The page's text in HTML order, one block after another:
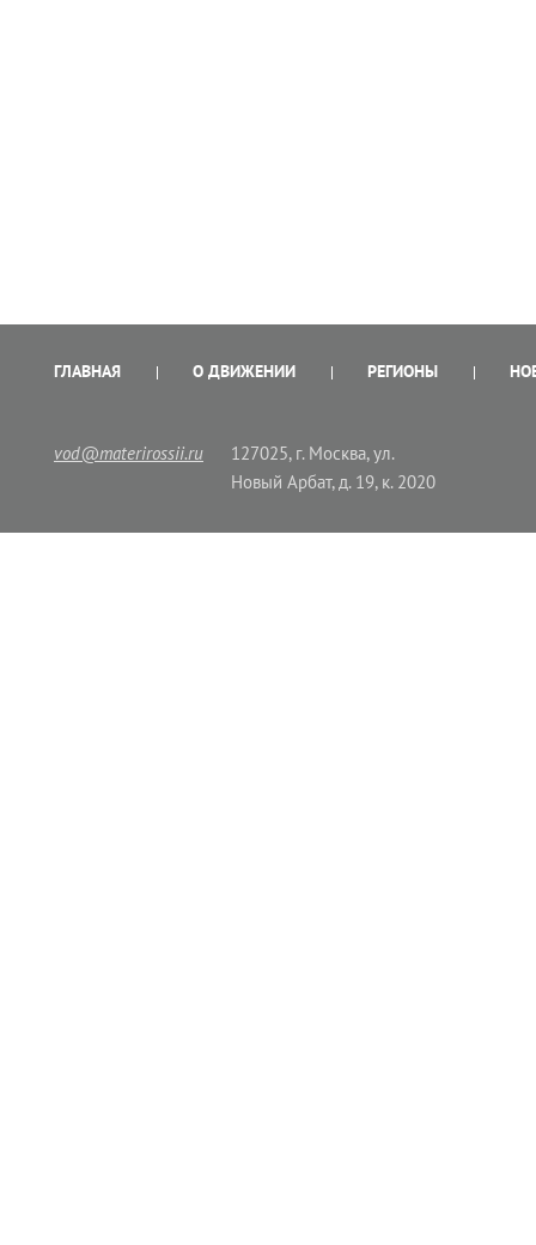
ГЛАВНАЯ О ДВИЖЕНИИ РЕГИОНЫ
vod@materirossii.ru
127025, г. Москва, ул.
Новый Арбат, д. 19, к. 2020